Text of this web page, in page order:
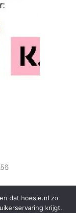
dat hoesie.nl zo
krijgt.